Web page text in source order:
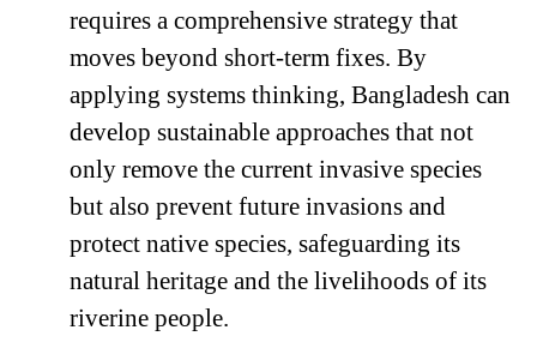
requires a comprehensive strategy that
moves beyond short-term fixes. By
applying systems thinking, Bangladesh can
develop sustainable approaches that not
only remove the current invasive species
but also prevent future invasions and
protect native species, safeguarding its
natural heritage and the livelihoods of its
riverine people.